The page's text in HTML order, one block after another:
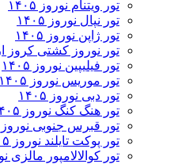
تور ویتنام نوروز ۱۴۰۵
تور نپال نوروز ۱۴۰۵
تور ژاپن نوروز ۱۴۰۵
تور نوروز کشتی کروز اروپا
تور فیلیپین نوروز ۱۴۰۵
تور موریس نوروز ۱۴۰۵
تور دبی نوروز ۱۴۰۵
تور هنگ کنگ نوروز ۱۴۰۵
تور قبرس جنوبی نوروز ۱۴۰۵
تور پوکت تایلند نوروز ۱۴۰۵
تور کوالالامپور مالزی نوروز